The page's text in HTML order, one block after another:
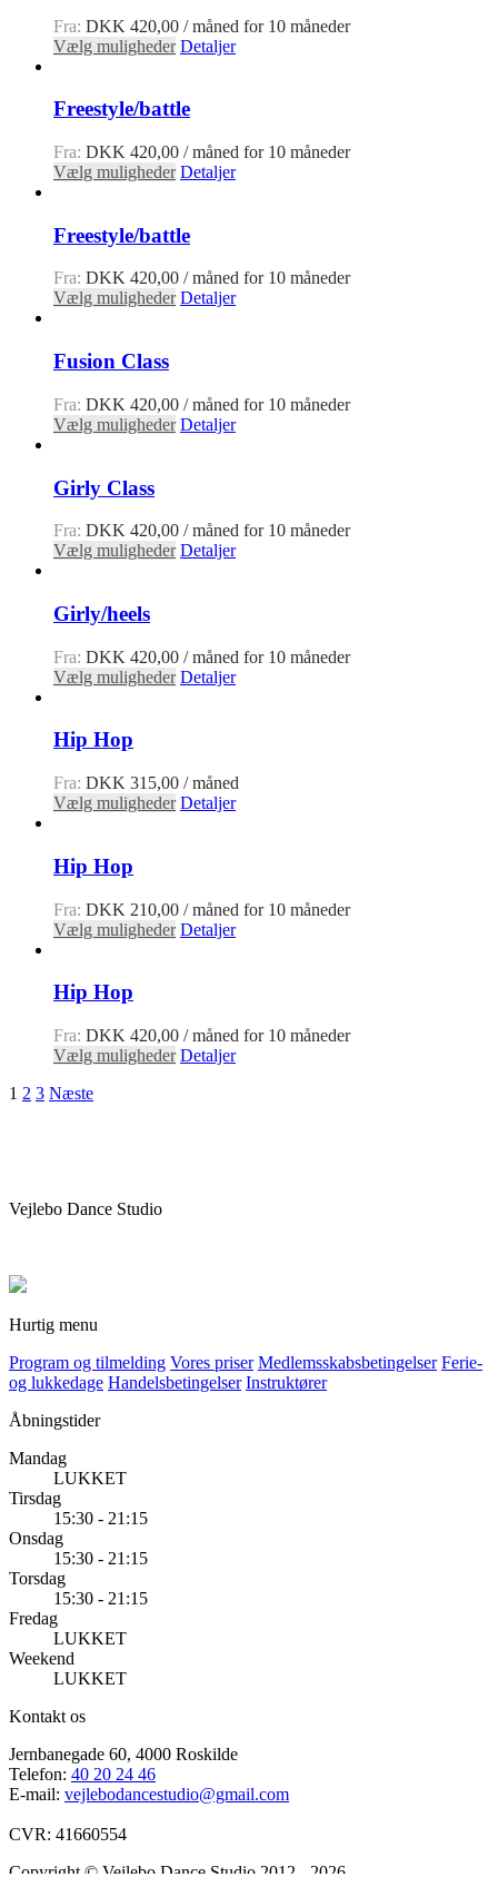
Fra: DKK 420,00 / måned for 10 måneder
Vælg muligheder Detaljer
Freestyle/battle
Fra: DKK 420,00 / måned for 10 måneder
Vælg muligheder Detaljer
Freestyle/battle
Fra: DKK 420,00 / måned for 10 måneder
Vælg muligheder Detaljer
Fusion Class
Fra: DKK 420,00 / måned for 10 måneder
Vælg muligheder Detaljer
Girly Class
Fra: DKK 420,00 / måned for 10 måneder
Vælg muligheder Detaljer
Girly/heels
Fra: DKK 420,00 / måned for 10 måneder
Vælg muligheder Detaljer
Hip Hop
Fra: DKK 315,00 / måned
Vælg muligheder Detaljer
Hip Hop
Fra: DKK 210,00 / måned for 10 måneder
Vælg muligheder Detaljer
Hip Hop
Fra: DKK 420,00 / måned for 10 måneder
Vælg muligheder Detaljer
1 2 3 Næste
Vejlebo Dance Studio
Hurtig menu
Program og tilmelding Vores priser Medlemsskabsbetingelser Ferie-
og lukkedage Handelsbetingelser Instruktører
Åbningstider
Mandag
LUKKET
Tirsdag
15:30 - 21:15
Onsdag
15:30 - 21:15
Torsdag
15:30 - 21:15
Fredag
LUKKET
Weekend
LUKKET
Kontakt os
Jernbanegade 60, 4000 Roskilde
Telefon: 40 20 24 46
E-mail: vejlebodancestudio@gmail.com
CVR: 41660554
Copyright © Vejlebo Dance Studio 2012 - 2026